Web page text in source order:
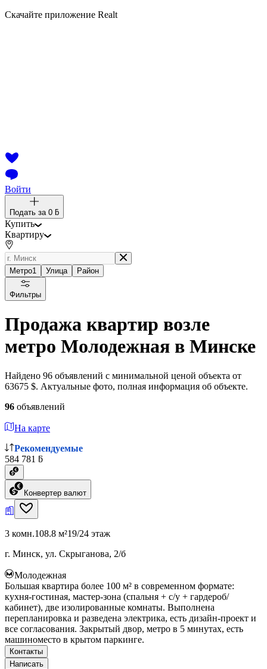
Скачайте приложение Realt
Войти
Подать за 0 ƃ
Купить
Квартиру
Метро1 Улица Район
Фильтры
Продажа квартир возле
метро Молодежная в Минске
Найдено 96 объявлений с минимальной ценой объекта от
63675 $. Актуальные фото, полная информация об объекте.
96 объявлений
На карте
Рекомендуемые
584 781 ƃ
Конвертер валют
3 комн.108.8 м²19/24 этаж
г. Минск, ул. Скрыганова, 2/б
Молодежная
Большая квартира более 100 м² в современном формате:
кухня-гостиная, мастер-зона (спальня + с/у + гардероб/
кабинет), две изолированные комнаты. Выполнена
перепланировка и разведена электрика, есть дизайн-проект и
все согласования. Закрытый двор, метро в 5 минутах, есть
машиноместо в крытом паркинге.
Контакты
Написать